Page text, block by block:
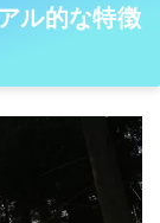
ル的な特徴